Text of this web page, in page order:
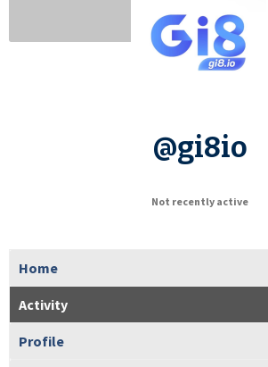
@gi8io
Not recently active
Home
Activity
Profile